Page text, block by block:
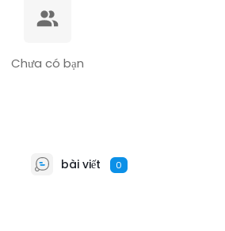
Chưa có bạn
bài viết 0